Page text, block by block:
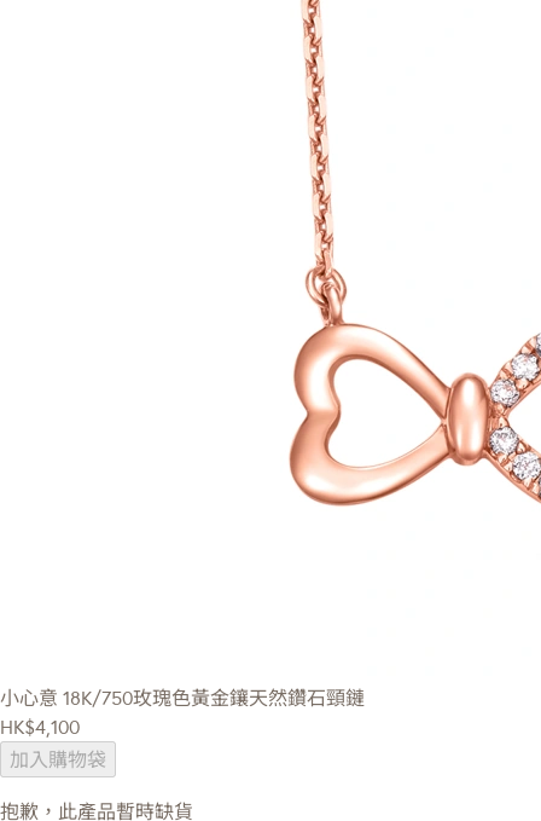
小心意 18K/750玫瑰色黃金鑲天然鑽石頸鏈
HK$4,100
加入購物袋
抱歉，此產品暫時缺貨